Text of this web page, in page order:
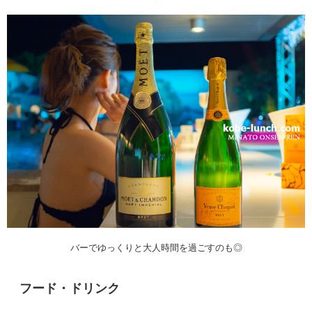
バーでゆっくりと大人時間を過ごすのも◎
フード・ドリンク